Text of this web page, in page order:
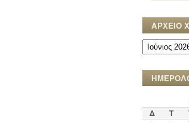
ΑΡΧΕΙΟ
ΑΡΧΕΙΟ
ΧΡΟΝΙΚΩΝ
Δ Τ